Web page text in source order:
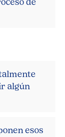
de
algún
esos